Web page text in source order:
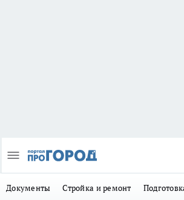
Документы Стройка и ремонт